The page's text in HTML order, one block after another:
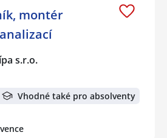
montér
s.r.o.
Vhodné také pro absolventy